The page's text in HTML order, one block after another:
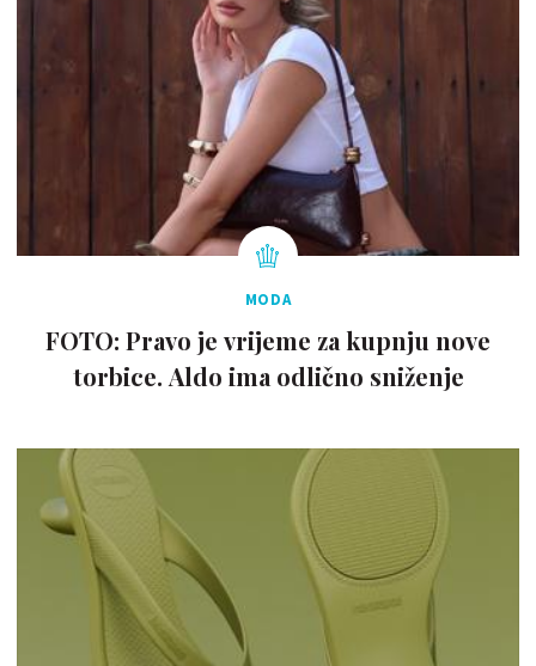
MODA
FOTO: Pravo je vrijeme za kupnju nove
torbice. Aldo ima odlično sniženje